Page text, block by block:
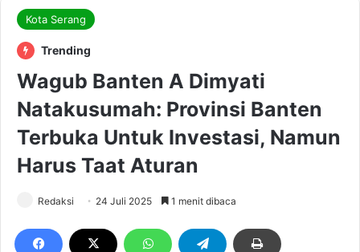
Kota Serang
Trending
Wagub Banten A Dimyati
Natakusumah: Provinsi Banten
Terbuka Untuk Investasi, Namun
Harus Taat Aturan
Redaksi 24 Juli 2025 1 menit dibaca